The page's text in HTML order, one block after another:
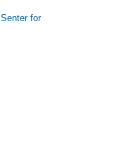
Senter for